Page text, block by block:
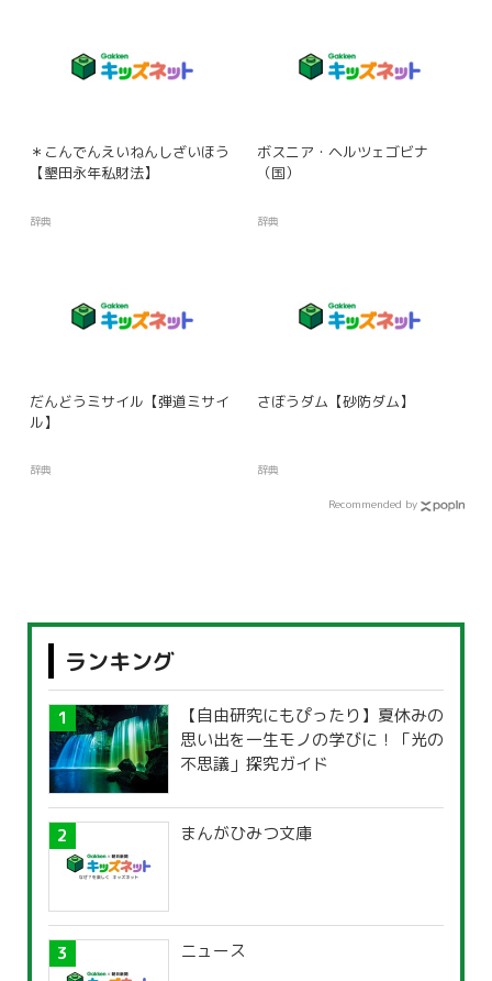
＊こんでんえいねんしざいほう
【墾田永年私財法】
辞典
ボスニア・ヘルツェゴビナ
（国）
辞典
だんどうミサイル【弾道ミサイ
ル】
辞典
さぼうダム【砂防ダム】
辞典
Recommended by
ランキング
【自由研究にもぴったり】夏休みの
思い出を一生モノの学びに！「光の
不思議」探究ガイド
まんがひみつ文庫
ニュース